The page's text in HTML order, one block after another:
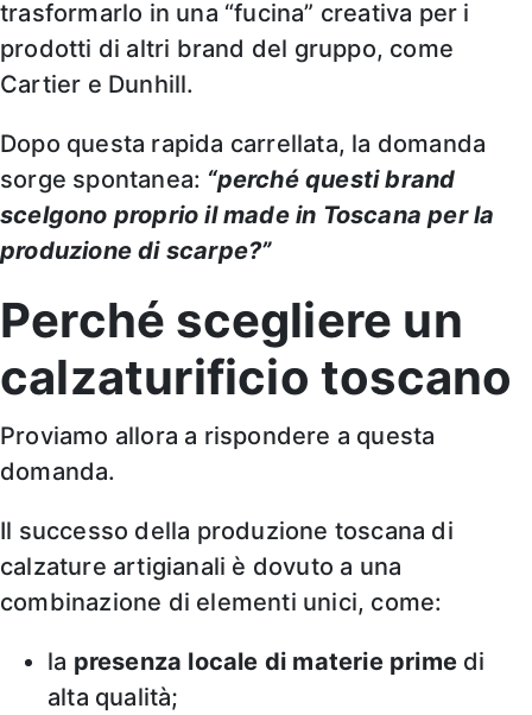
trasformarlo in una “fucina” creativa per i
prodotti di altri brand del gruppo, come
Cartier e Dunhill.
Dopo questa rapida carrellata, la domanda
sorge spontanea: “perché questi brand
scelgono proprio il made in Toscana per la
produzione di scarpe?”
Perché scegliere un
calzaturificio toscano
Proviamo allora a rispondere a questa
domanda.
Il successo della produzione toscana di
calzature artigianali è dovuto a una
combinazione di elementi unici, come:
la presenza locale di materie prime di
alta qualità;